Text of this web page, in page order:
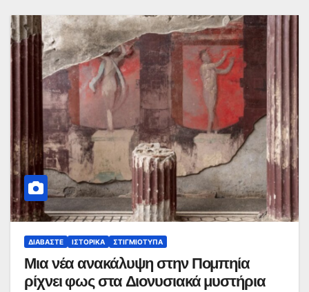
ΔΙΑΒΆΣΤΕ ΙΣΤΟΡΙΚΆ ΣΤΙΓΜΙΌΤΥΠΑ
Μια νέα ανακάλυψη στην Πομπηία
ρίχνει φως στα Διονυσιακά μυστήρια